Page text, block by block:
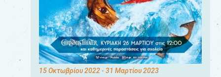
15 Οκτωβρίου 2022- 31 Μαρτίου 2023